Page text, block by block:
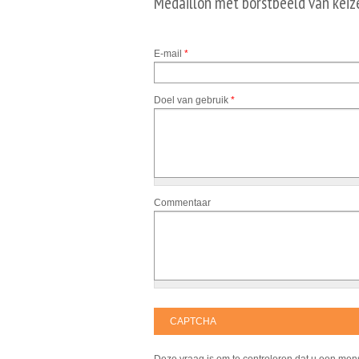
E-mail *
Doel van gebruik *
Commentaar
CAPTCHA